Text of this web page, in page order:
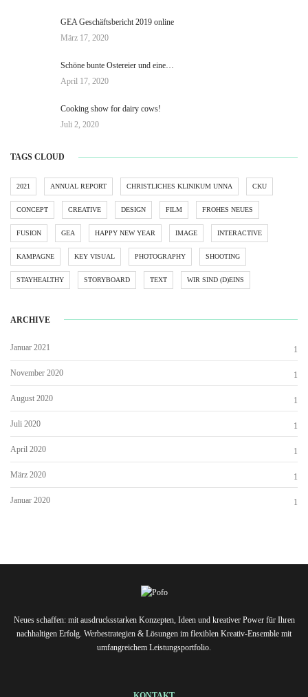
GEA Geschäftsbericht 2019 online
März 17, 2020
Schöne bunte Ostereier und eine…
April 17, 2020
Cooking show for dairy cows!
Juli 2, 2020
TAGS CLOUD
2021 ANNUAL REPORT CHRISTLICHES KLINIKUM UNNA CKU
CONCEPT CREATIVE DESIGN FILM FROHES NEUES
FUSION GEA HAPPY NEW YEAR IMAGE INTERACTIVE
KAMPAGNE KEY VISUAL PHOTOGRAPHY SHOOTING
STAYHEALTHY STORYBOARD TEXT WIR SIND (D)EINS
ARCHIVE
Januar 2021 1
November 2020 1
August 2020 1
Juli 2020 1
April 2020 1
März 2020 1
Januar 2020 1
Neues schaffen: mit ausdrucksstarken Konzepten, Ideen und kreativer Power für Ihren
nachhaltigen Erfolg. Werbestrategien & Lösungen im flexiblen Kreativ-Ensemble mit
umfangreichem Leistungsportfolio.